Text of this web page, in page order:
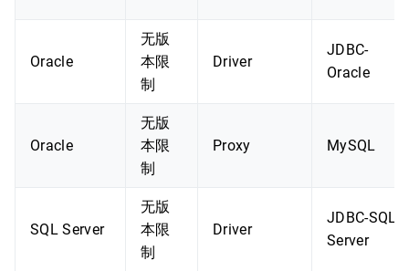
Oracle
无版
本限
制
Driver
JDBC-
Oracle
Oracle
无版
本限
制
Proxy MySQL
SQL Server
无版
本限
制
Driver
JDBC-SQL
Server